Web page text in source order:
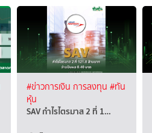
#ข่าวการเงิน การลงทุน #ทัน
หุ้น
SAV กำไรไตรมาส 2 ที่ 1…